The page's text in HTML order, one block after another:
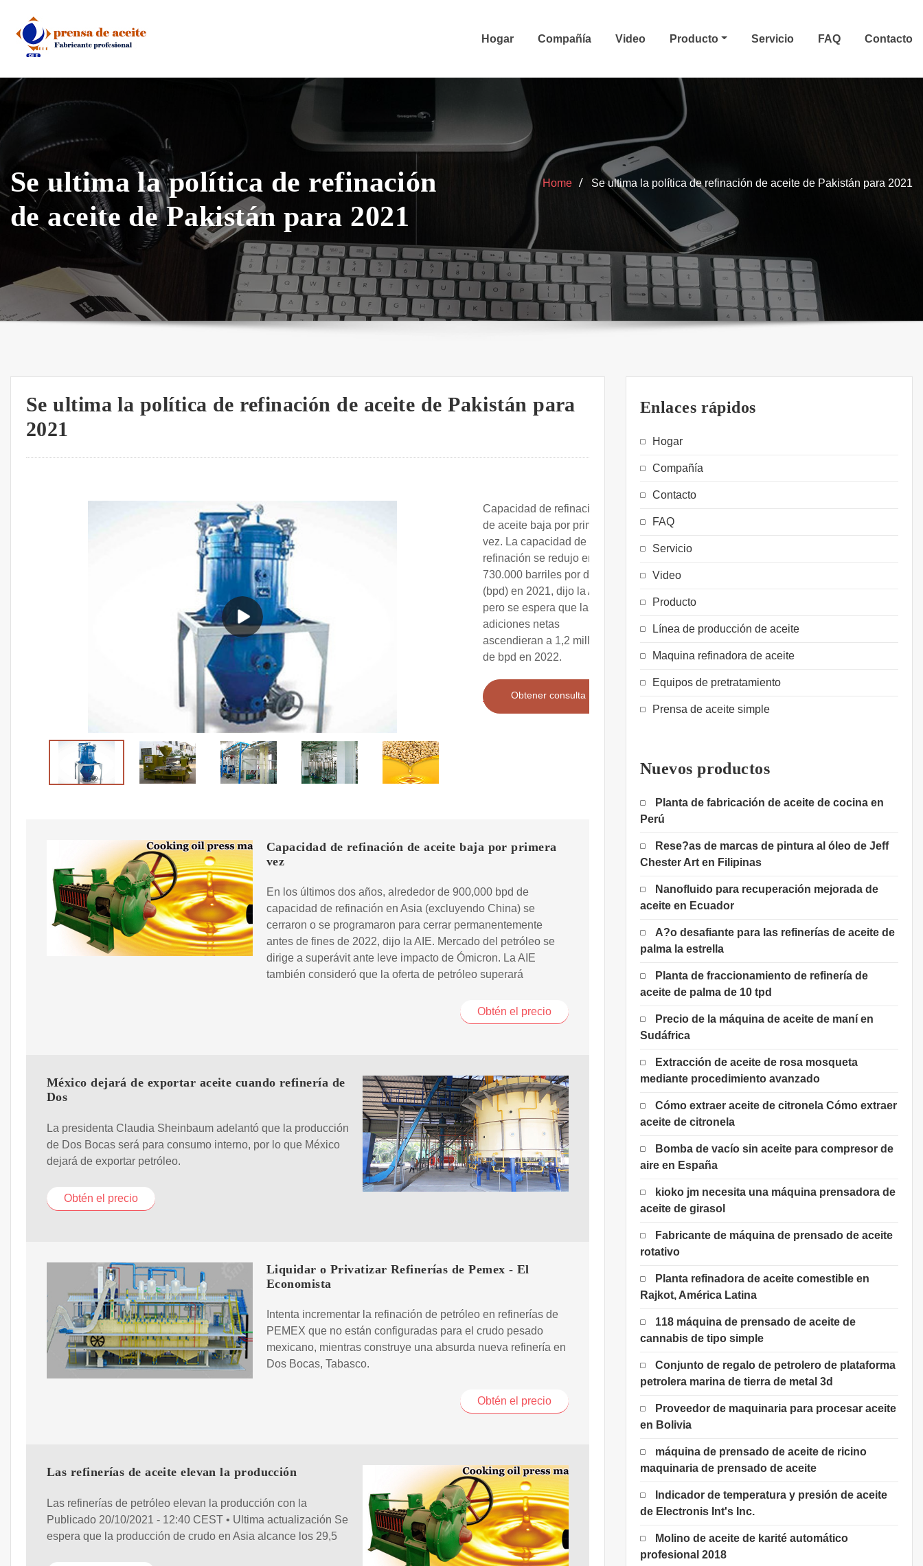
content
Hogar Compañía Video Producto Servicio FAQ Contacto
Se ultima la política de refinación
de aceite de Pakistán para 2021
Home Se ultima la política de refinación de aceite de Pakistán para 2021
Se ultima la política de refinación de aceite de Pakistán para
2021
Capacidad de refinación
de aceite baja por primera
vez. La capacidad de
refinación se redujo en
730.000 barriles por día
(bpd) en 2021, dijo la AIE,
pero se espera que las
adiciones netas
ascendieran a 1,2 millones
de bpd en 2022.
Obtener consulta
Capacidad de refinación de aceite baja por primera
vez
En los últimos dos años, alrededor de 900,000 bpd de
capacidad de refinación en Asia (excluyendo China) se
cerraron o se programaron para cerrar permanentemente
antes de fines de 2022, dijo la AIE. Mercado del petróleo se
dirige a superávit ante leve impacto de Ómicron. La AIE
también consideró que la oferta de petróleo superará
Obtén el precio
México dejará de exportar aceite cuando refinería de
Dos
La presidenta Claudia Sheinbaum adelantó que la producción
de Dos Bocas será para consumo interno, por lo que México
dejará de exportar petróleo.
Obtén el precio
Liquidar o Privatizar Refinerías de Pemex - El
Economista
Intenta incrementar la refinación de petróleo en refinerías de
PEMEX que no están configuradas para el crudo pesado
mexicano, mientras construye una absurda nueva refinería en
Dos Bocas, Tabasco.
Obtén el precio
Las refinerías de aceite elevan la producción
Las refinerías de petróleo elevan la producción con la
Publicado 20/10/2021 - 12:40 CEST • Ultima actualización Se
espera que la producción de crudo en Asia alcance los 29,5
Enlaces rápidos
Hogar
Compañía
Contacto
FAQ
Servicio
Video
Producto
Línea de producción de aceite
Maquina refinadora de aceite
Equipos de pretratamiento
Prensa de aceite simple
Nuevos productos
Planta de fabricación de aceite de cocina en
Perú
Rese?as de marcas de pintura al óleo de Jeff
Chester Art en Filipinas
Nanofluido para recuperación mejorada de
aceite en Ecuador
A?o desafiante para las refinerías de aceite de
palma la estrella
Planta de fraccionamiento de refinería de
aceite de palma de 10 tpd
Precio de la máquina de aceite de maní en
Sudáfrica
Extracción de aceite de rosa mosqueta
mediante procedimiento avanzado
Cómo extraer aceite de citronela Cómo extraer
aceite de citronela
Bomba de vacío sin aceite para compresor de
aire en España
kioko jm necesita una máquina prensadora de
aceite de girasol
Fabricante de máquina de prensado de aceite
rotativo
Planta refinadora de aceite comestible en
Rajkot, América Latina
118 máquina de prensado de aceite de
cannabis de tipo simple
Conjunto de regalo de petrolero de plataforma
petrolera marina de tierra de metal 3d
Proveedor de maquinaria para procesar aceite
en Bolivia
máquina de prensado de aceite de ricino
maquinaria de prensado de aceite
Indicador de temperatura y presión de aceite
de Electronis Int's Inc.
Molino de aceite de karité automático
profesional 2018